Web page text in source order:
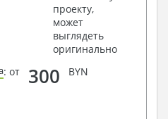
стали и бетона
по желанию
проекту,
может
выглядеть
оригинально
: от 300 BYN